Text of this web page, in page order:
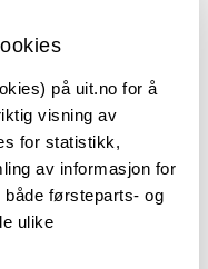
på uit.no for å
visning av
for statistikk,
av informasjon for
førsteparts- og
ulike
og
er UiTs
som
universitets-
og